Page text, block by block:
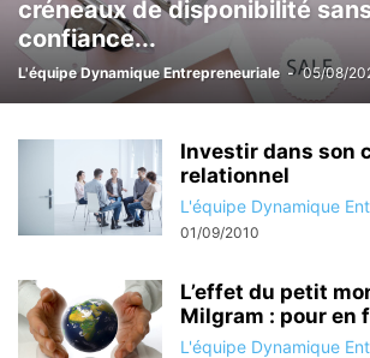
créneaux de disponibilité
confiance...
L'équipe Dynamique Entrepreneuriale - 05/08/
Investir dans son
relationnel
L'équipe Dynamique
01/09/2010
L’effet du petit
Milgram : pour en
L'équipe Dynamique